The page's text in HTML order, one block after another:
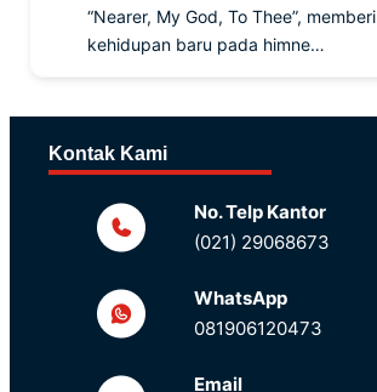
“Nearer, My God, To Thee”, memberi
kehidupan baru pada himne…
Kontak Kami
No. Telp Kantor
(021) 29068673
WhatsApp
081906120473
Email